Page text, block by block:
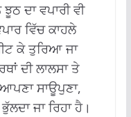
ਦਾ ਵਪਾਰੀ ਵੀ
ਵਿੱਚ ਕਾਹਲੇ
ਕੇ ਤੁਰਿਆ ਜਾ
ਦੀ ਲਾਲਸਾ ਤੇ
ਸਾਊਪੁਣਾ,
ਜਾ ਰਿਹਾ ਹੈ।